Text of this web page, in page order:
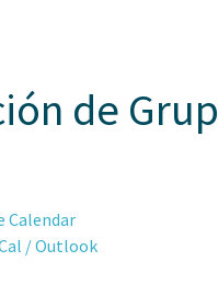
de
Calendar
/ Outlook